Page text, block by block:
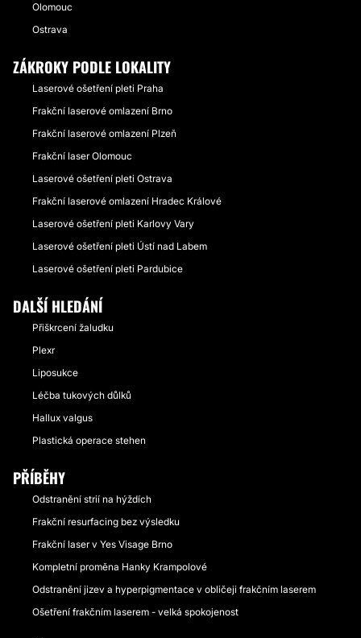
Olomouc
Ostrava
ZÁKROKY PODLE LOKALITY
Laserové ošetření pleti Praha
Frakční laserové omlazení Brno
Frakční laserové omlazení Plzeň
Frakční laser Olomouc
Laserové ošetření pleti Ostrava
Frakční laserové omlazení Hradec Králové
Laserové ošetření pleti Karlovy Vary
Laserové ošetření pleti Ústí nad Labem
Laserové ošetření pleti Pardubice
DALŠÍ HLEDÁNÍ
Přiškrcení žaludku
Plexr
Liposukce
Léčba tukových důlků
Hallux valgus
Plastická operace stehen
PŘÍBĚHY
Odstranění strií na hýždích
Frakční resurfacing bez výsledku
Frakční laser v Yes Visage Brno
Kompletní proměna Hanky Krampolové
Odstranění jizev a hyperpigmentace v obličeji frakčním laserem
Ošetření frakčním laserem - velká spokojenost